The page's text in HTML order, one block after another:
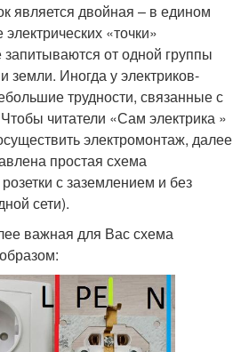
является двойная – в едином
«точки»
от одной группы
земли. Иногда у электриков-
трудности, связанные с
читатели «Сам электрика »
электромонтаж, далее
простая схема
с заземлением и без
сети).
важная для Вас схема